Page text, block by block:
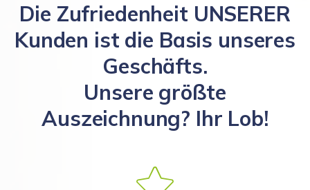
Die Zufriedenheit UNSERER
Kunden ist die Basis unseres
Geschäfts.
Unsere größte
Auszeichnung? Ihr Lob!